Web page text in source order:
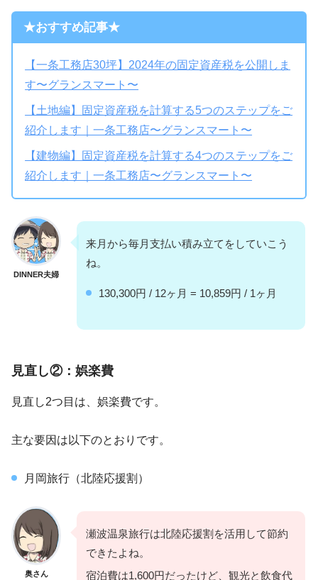
★おすすめ記事★
【一条工務店30坪】2024年の固定資産税を公開しま
す〜グランスマート〜
【土地編】固定資産税を計算する5つのステップをご
紹介します｜一条工務店〜グランスマート〜
【建物編】固定資産税を計算する4つのステップをご
紹介します｜一条工務店〜グランスマート〜
DINNER夫婦
来月から毎月支払い積み立てをしていこう
ね。
130,300円 / 12ヶ月 = 10,859円 / 1ヶ月
見直し②：娯楽費
見直し2つ目は、娯楽費です。
主な要因は以下のとおりです。
月岡旅行（北陸応援割）
奥さん
瀬波温泉旅行は北陸応援割を活用して節約
できたよね。
宿泊費は1,600円だったけど、観光と飲食代